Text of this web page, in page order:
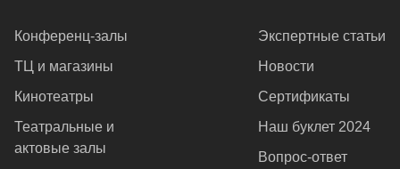
Конференц-залы
ТЦ и магазины
Кинотеатры
Театральные и
актовые залы
Экспертные статьи
Новости
Сертификаты
Наш буклет 2024
Вопрос-ответ